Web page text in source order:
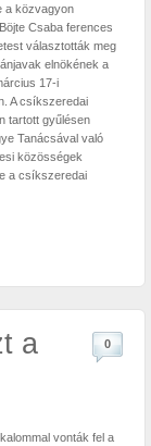
a közvagyon
Csaba ferences
választották meg
elnökének a
17-i
A csíkszeredai
tartott gyűlésen
Tanácsával való
közösségek
a csíkszeredai
a
0
vonták fel a